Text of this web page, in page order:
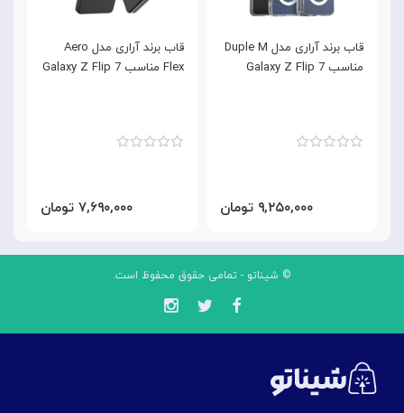
قاب برند آراری مدل Aero
Flex مناسب Galaxy Z Flip 7
۷,۶۹۰,۰۰۰ تومان
قاب برند آراری مدل Duple M
مناسب Galaxy Z Flip 7
۹,۲۵۰,۰۰۰ تومان
© شیناتو - تمامی حقوق محفوظ است.